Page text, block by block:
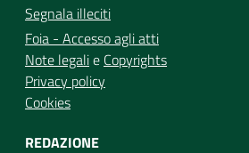
Segnala illeciti
Foia - Accesso agli atti
Note legalie Copyrights
Privacy policy
Cookies
REDAZIONE